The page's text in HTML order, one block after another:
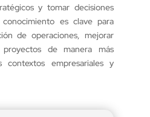
y tomar decisiones
es clave para
de operaciones, mejorar
de manera más
contextos empresariales y